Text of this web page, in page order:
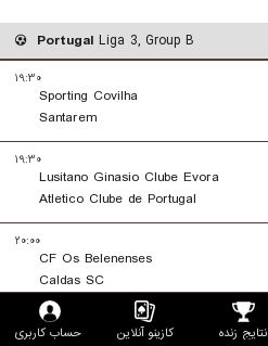
Portugal Liga 3, Group B
۱۹:۳۰
Sporting Covilha
Santarem
۱۹:۳۰
Lusitano Ginasio Clube Evora
Atletico Clube de Portugal
۲۰:۰۰
CF Os Belenenses
Caldas SC
۲۲:۳۰
CD Mafra نتایج زنده کازینو آنلاین حساب کاربری